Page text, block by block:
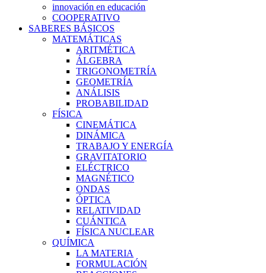
innovación en educación
COOPERATIVO
SABERES BÁSICOS
MATEMÁTICAS
ARITMÉTICA
ÁLGEBRA
TRIGONOMETRÍA
GEOMETRÍA
ANÁLISIS
PROBABILIDAD
FÍSICA
CINEMÁTICA
DINÁMICA
TRABAJO Y ENERGÍA
GRAVITATORIO
ELÉCTRICO
MAGNÉTICO
ONDAS
ÓPTICA
RELATIVIDAD
CUÁNTICA
FÍSICA NUCLEAR
QUÍMICA
LA MATERIA
FORMULACIÓN